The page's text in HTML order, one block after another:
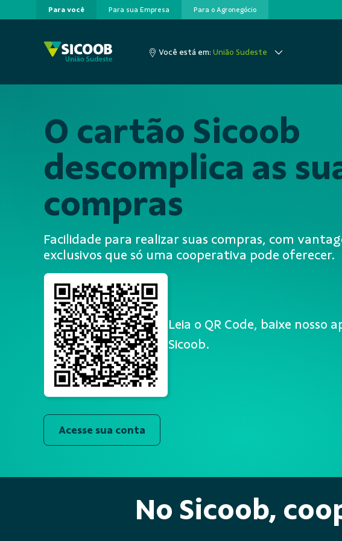
Pular para o Conteúdo principal
Para você Para sua Empresa Para o Agronegócio
Você está em:União Sudeste
O cartão Sicoob
descomplica as
compras
Facilidade para realizar suas compras, com
exclusivos que só uma cooperativa pode oferecer.
Leia o QR Code, baixe nosso
Sicoob.
Acesse sua conta
No Sicoob,